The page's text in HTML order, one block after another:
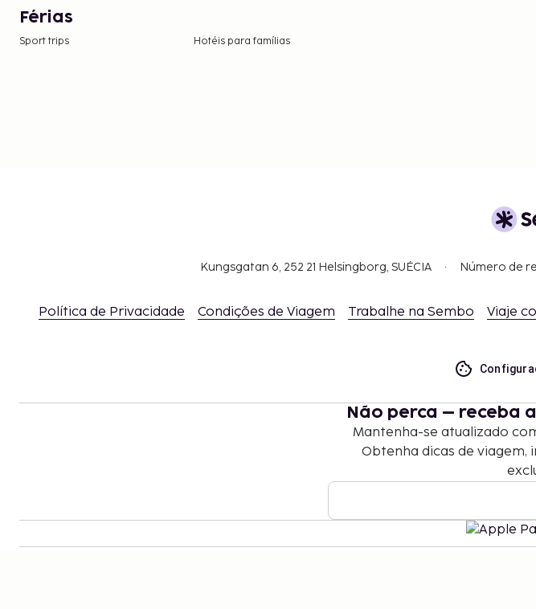
Férias
Sport trips Hotéis para famílias
Kungsgatan 6, 252 21 Helsingborg, SUÉCIA Número de
Política de Privacidade Condições de Viagem Trabalhe na Sembo Viaje
Não perca – receba
Mantenha-se atualizado
Obtenha dicas de viagem,